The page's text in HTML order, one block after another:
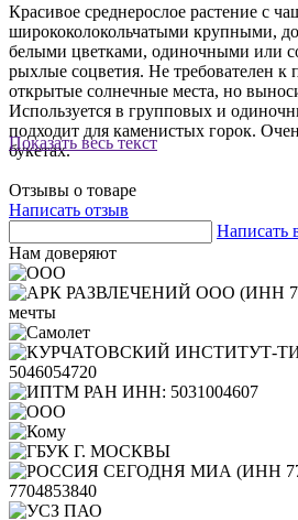
Показать весь текст
Красивое среднерослое растение с
ширококолокольчатыми крупными,
белыми цветками, одиночными или
рыхлые соцветия. Не требователен к
открытые солнечные места, но
Используется в групповых и
подходит для каменистых горок.
букетах.
Отзывы о товаре
Написать отзыв
Написать
Нам доверяют